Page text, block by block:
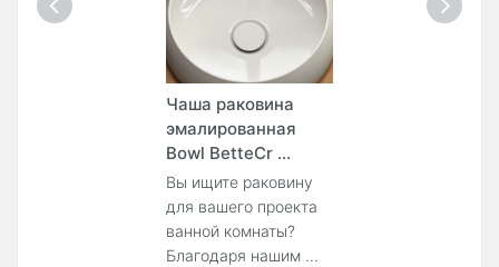
Чаша раковина
эмалированная
Bowl BetteCr ...
Вы ищите раковину
для вашего проекта
ванной комнаты?
Благодаря нашим ...